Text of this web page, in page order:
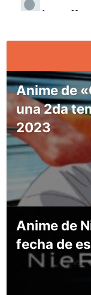
Anime de
una 2da
2023
Anime de
fecha de